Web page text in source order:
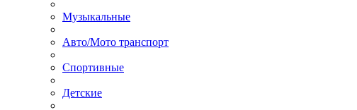
Музыкальные
Авто/Мото транспорт
Спортивные
Детские